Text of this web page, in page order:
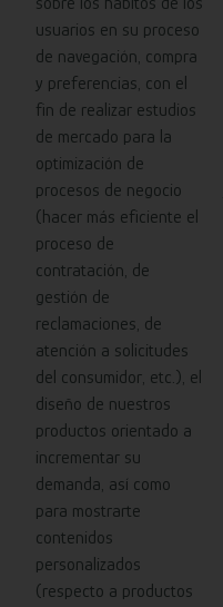
usuarios en su proceso
de navegación, compra
y preferencias, con el
fin de realizar estudios
de mercado para la
optimización de
procesos de negocio
(hacer más eficiente el
proceso de
contratación, de
gestión de
reclamaciones, de
atención a solicitudes
del consumidor, etc.), el
diseño de nuestros
productos orientado a
incrementar su
demanda, así como
para mostrarte
contenidos
personalizados
(respecto a productos